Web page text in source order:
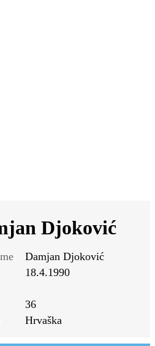
Djoković
Damjan Djoković
18.4.1990
36
Hrvaška